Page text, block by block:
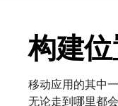
构建
移动应用的其中
无论走到哪里都